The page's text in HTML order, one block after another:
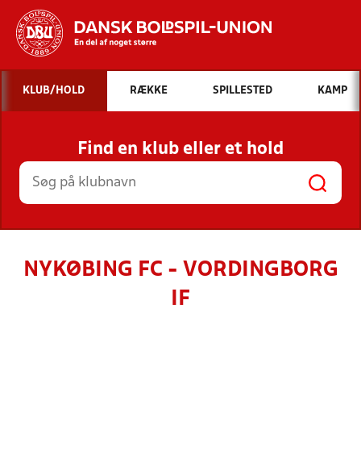
Hvad vil du søge efter?
INDHOLD OG NYHEDER
STILLINGER, RESULTATER, KLUBBER OG
HOLD
KLUB/HOLD RÆKKE SPILLESTED KAMP
Find en klub eller et hold
NYKØBING FC - VORDINGBORG
IF